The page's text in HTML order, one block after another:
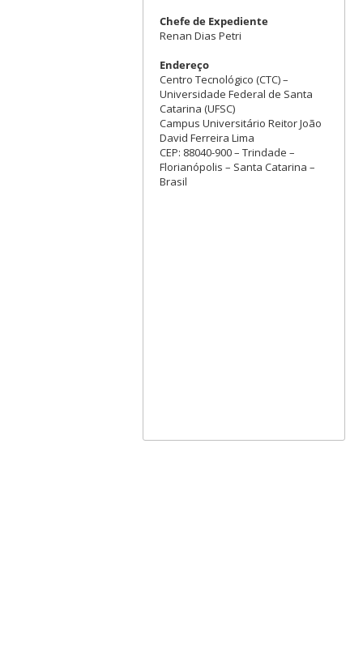
Chefe de Expediente
Renan Dias Petri
Endereço
Centro Tecnológico (CTC) –
Universidade Federal de Santa
Catarina (UFSC)
Campus Universitário Reitor João
David Ferreira Lima
CEP: 88040-900 – Trindade –
Florianópolis – Santa Catarina –
Brasil